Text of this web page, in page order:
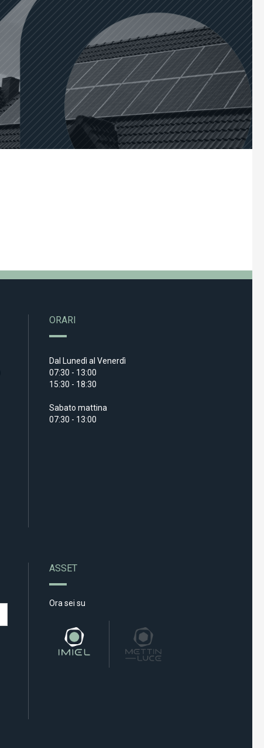
ORARI
Dal Lunedì al Venerdì
07:30 - 13:00
15:30 - 18:30
Sabato mattina
07:30 - 13:00
ASSET
Ora sei su